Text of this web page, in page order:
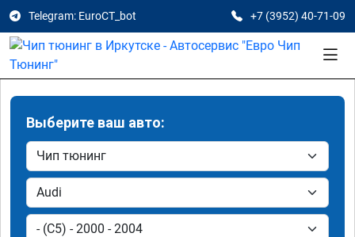
Telegram: EuroCT_bot +7 (3952) 40-71-09
Выберите ваш авто: